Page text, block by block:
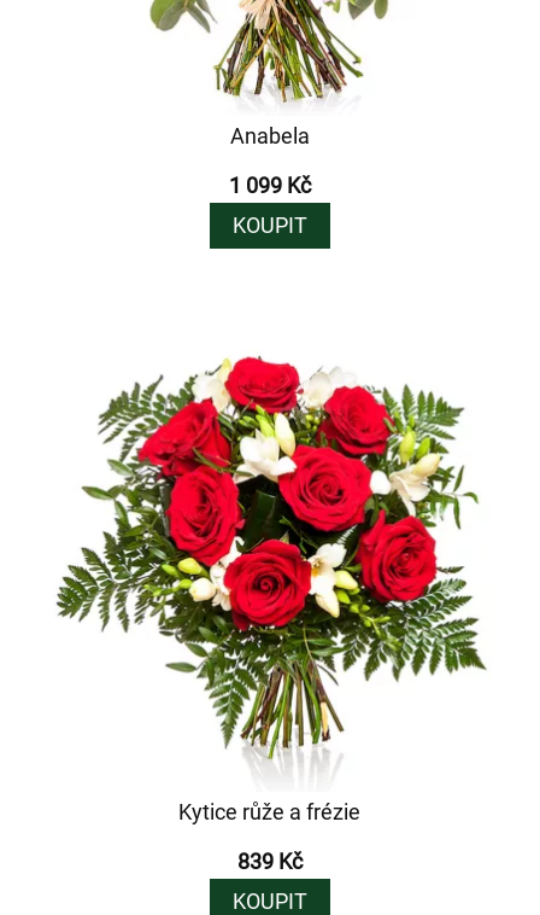
Anabela
1 099 Kč
KOUPIT
Kytice růže a frézie
839 Kč
KOUPIT